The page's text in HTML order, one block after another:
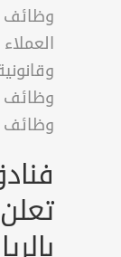
وظائف
العملاء
وظائف
وظائف